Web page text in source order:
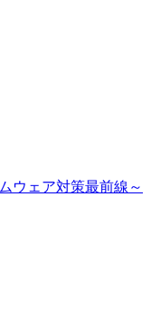
ウェア対策最前線～